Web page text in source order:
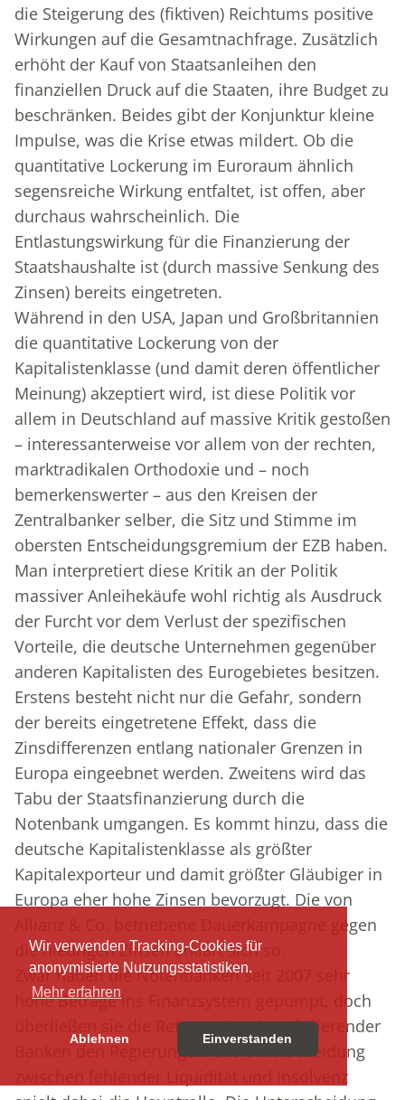
Wir verwenden Tracking-Cookies für
anonymisierte Nutzungsstatistiken.
Mehr erfahren
Ablehnen Einverstanden
die Steigerung des (fiktiven) Reichtums positive
Wirkungen auf die Gesamtnachfrage. Zusätzlich
erhöht der Kauf von Staatsanleihen den
finanziellen Druck auf die Staaten, ihre Budget zu
beschränken. Beides gibt der Konjunktur kleine
Impulse, was die Krise etwas mildert. Ob die
quantitative Lockerung im Euroraum ähnlich
segensreiche Wirkung entfaltet, ist offen, aber
durchaus wahrscheinlich. Die
Entlastungswirkung für die Finanzierung der
Staatshaushalte ist (durch massive Senkung des
Zinsen) bereits eingetreten.
Während in den USA, Japan und Großbritannien
die quantitative Lockerung von der
Kapitalistenklasse (und damit deren öffentlicher
Meinung) akzeptiert wird, ist diese Politik vor
allem in Deutschland auf massive Kritik gestoßen
– interessanterweise vor allem von der rechten,
marktradikalen Orthodoxie und – noch
bemerkenswerter – aus den Kreisen der
Zentralbanker selber, die Sitz und Stimme im
obersten Entscheidungsgremium der EZB haben.
Man interpretiert diese Kritik an der Politik
massiver Anleihekäufe wohl richtig als Ausdruck
der Furcht vor dem Verlust der spezifischen
Vorteile, die deutsche Unternehmen gegenüber
anderen Kapitalisten des Eurogebietes besitzen.
Erstens besteht nicht nur die Gefahr, sondern
der bereits eingetretene Effekt, dass die
Zinsdifferenzen entlang nationaler Grenzen in
Europa eingeebnet werden. Zweitens wird das
Tabu der Staatsfinanzierung durch die
Notenbank umgangen. Es kommt hinzu, dass die
deutsche Kapitalistenklasse als größter
Kapitalexporteur und damit größter Gläubiger in
Europa eher hohe Zinsen bevorzugt. Die von
Allianz & Co. betriebene Dauerkampagne gegen
die niedrigen Zinsen erklärt sich so.
Zwar haben die Notenbanken seit 2007 sehr
hohe Beträge ins Finanzsystem gepumpt, doch
überließen sie die Rettung einzelner fallierender
Banken den Regierungen. Die Unterscheidung
zwischen fehlender Liquidität und Insolvenz